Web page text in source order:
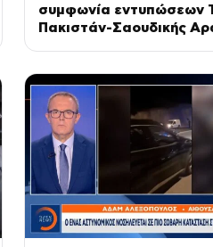
συμφωνία εντυπώσεων
Πακιστάν-Σαουδικής